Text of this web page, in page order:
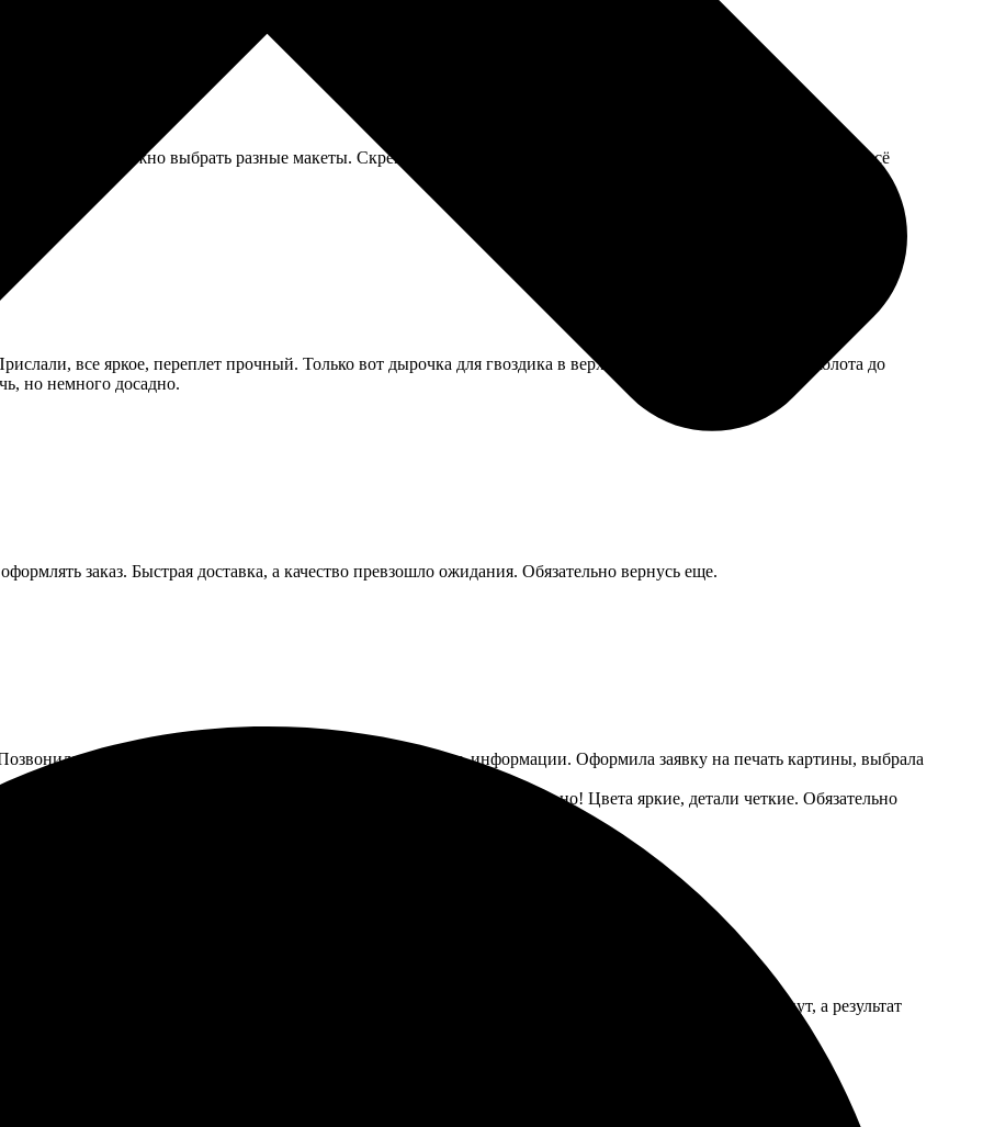
что можно выбрать разные макеты. Скрепление могло бы быть и покрепче, но за месяц использования всё
все яркое, переплет прочный. Только вот дырочка для гвоздика в верхнем листе почему-то не проколота до
но немного досадно.
заказ. Быстрая доставка, а качество превзошло ожидания. Обязательно вернусь еще.
все уточнила. Меня приятно удивила доступность информации. Оформила заявку на печать картины, выбрала
Картину повесила в спальне, она выглядит просто восхитительно! Цвета яркие, детали четкие. Обязательно
Заказала печать изображения на холсте, решение оказалось простым. Оформление заняло пару минут, а результат
что картину забрала без повреждений. Я точно вернусь снова.